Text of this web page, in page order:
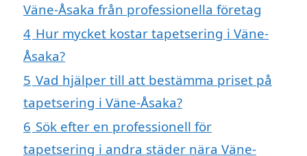
Väne-Åsaka från professionella företag
4 Hur mycket kostar tapetsering i Väne-
Åsaka?
5 Vad hjälper till att bestämma priset på
tapetsering i Väne-Åsaka?
6 Sök efter en professionell för
tapetsering i andra städer nära Väne-